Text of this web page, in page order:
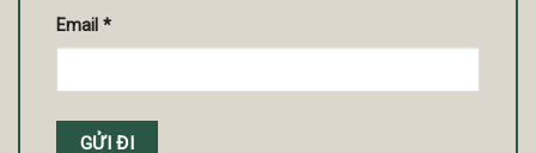
Email *